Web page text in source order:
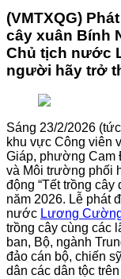
(VMTXQG)
cây xuân Bính
Chủ tịch nước
người hãy trở
Sáng 23/2/2026
khu vực Công viên
Giáp, phường Cam
và Môi trường phối
động “Tết trồng
năm 2026. Lễ phát
nước Lương
trồng cây cùng các
ban, Bộ, ngành
đảo cán bộ, chiến
dân các dân tộc